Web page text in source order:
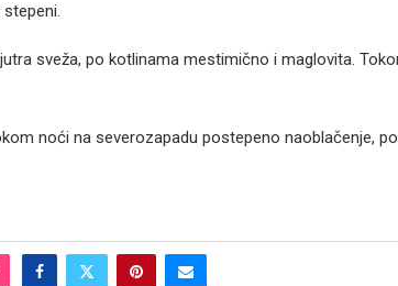
sveža, po kotlinama mestimično i maglovita.
noći na severozapadu postepeno naoblačenje,